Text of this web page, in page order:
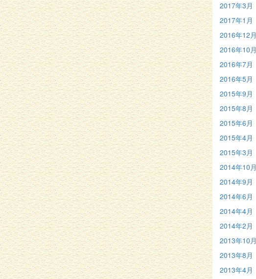
2017年3月
2017年1月
2016年12月
2016年10月
2016年7月
2016年5月
2015年9月
2015年8月
2015年6月
2015年4月
2015年3月
2014年10月
2014年9月
2014年6月
2014年4月
2014年2月
2013年10月
2013年8月
2013年4月